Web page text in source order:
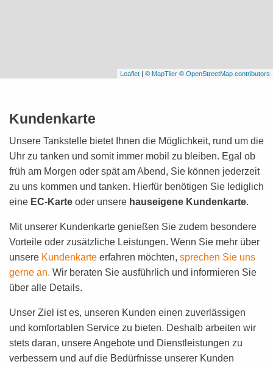
Leaflet | © MapTiler © OpenStreetMap contributors
Kundenkarte
Unsere Tankstelle bietet Ihnen die Möglichkeit, rund um die
Uhr zu tanken und somit immer mobil zu bleiben. Egal ob
früh am Morgen oder spät am Abend, Sie können jederzeit
zu uns kommen und tanken. Hierfür benötigen Sie lediglich
eine EC-Karte oder unsere hauseigene Kundenkarte.
Mit unserer Kundenkarte genießen Sie zudem besondere
Vorteile oder zusätzliche Leistungen. Wenn Sie mehr über
unsere Kundenkarte erfahren möchten, sprechen Sie uns
gerne an. Wir beraten Sie ausführlich und informieren Sie
über alle Details.
Unser Ziel ist es, unseren Kunden einen zuverlässigen
und komfortablen Service zu bieten. Deshalb arbeiten wir
stets daran, unsere Angebote und Dienstleistungen zu
verbessern und auf die Bedürfnisse unserer Kunden